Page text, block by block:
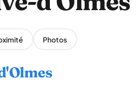
Photos